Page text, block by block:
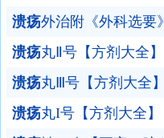
溃疡外治附《外科选要》
溃疡丸Ⅱ号【方剂大全】
溃疡丸Ⅲ号【方剂大全】
溃疡丸I号【方剂大全】